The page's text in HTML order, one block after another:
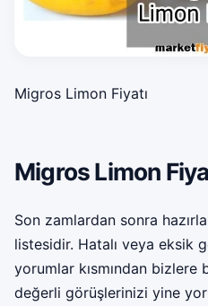
Migros Limon Fiyatı
Migros Limon
Son zamlardan sonra
listesidir. Hatalı veya eksik
yorumlar kısmından bizlere
değerli görüşlerinizi yine